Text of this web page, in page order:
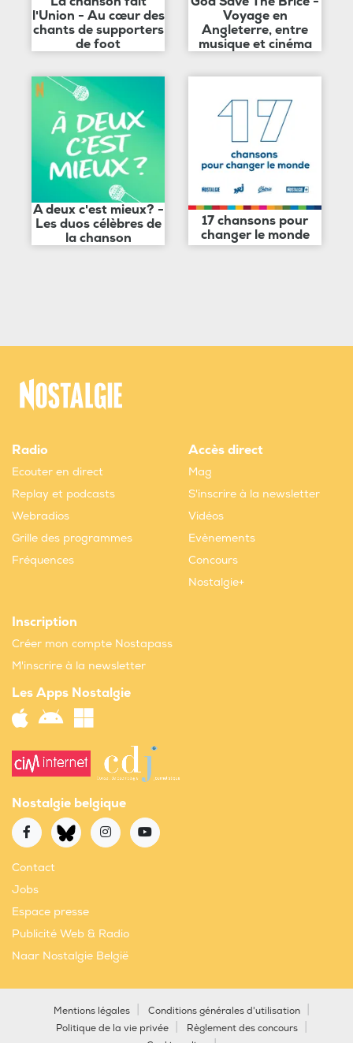
l'Union - Au cœur des
chants de supporters
de foot
Voyage en
Angleterre, entre
musique et cinéma
A deux c'est mieux? -
Les duos célèbres de
la chanson
17 chansons pour
changer le monde
Radio
Ecouter en direct
Replay et podcasts
Webradios
Grille des programmes
Fréquences
Accès direct
Mag
S'inscrire à la newsletter
Vidéos
Evènements
Concours
Nostalgie+
Inscription
Créer mon compte Nostapass
M'inscrire à la newsletter
Les Apps Nostalgie
Nostalgie belgique
Contact
Jobs
Espace presse
Publicité Web & Radio
Naar Nostalgie België
Mentions légales
Conditions générales d'utilisation
Politique de la vie privée
Règlement des concours